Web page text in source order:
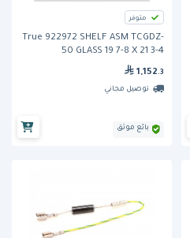
متوفر
True 922972 SHELF ASM TCGDZ-
50 GLASS 19 7-8 X 21 3-4
1,152 .3
توصيل مجاني
بائع موثق